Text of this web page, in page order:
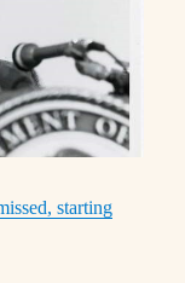
starting